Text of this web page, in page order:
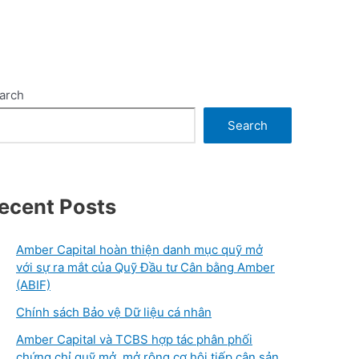
Search
Posts
Amber Capital hoàn thiện danh mục quỹ mở
với sự ra mắt của Quỹ Đầu tư Cân bằng Amber
(ABIF)
Chính sách Bảo vệ Dữ liệu cá nhân
Amber Capital và TCBS hợp tác phân phối